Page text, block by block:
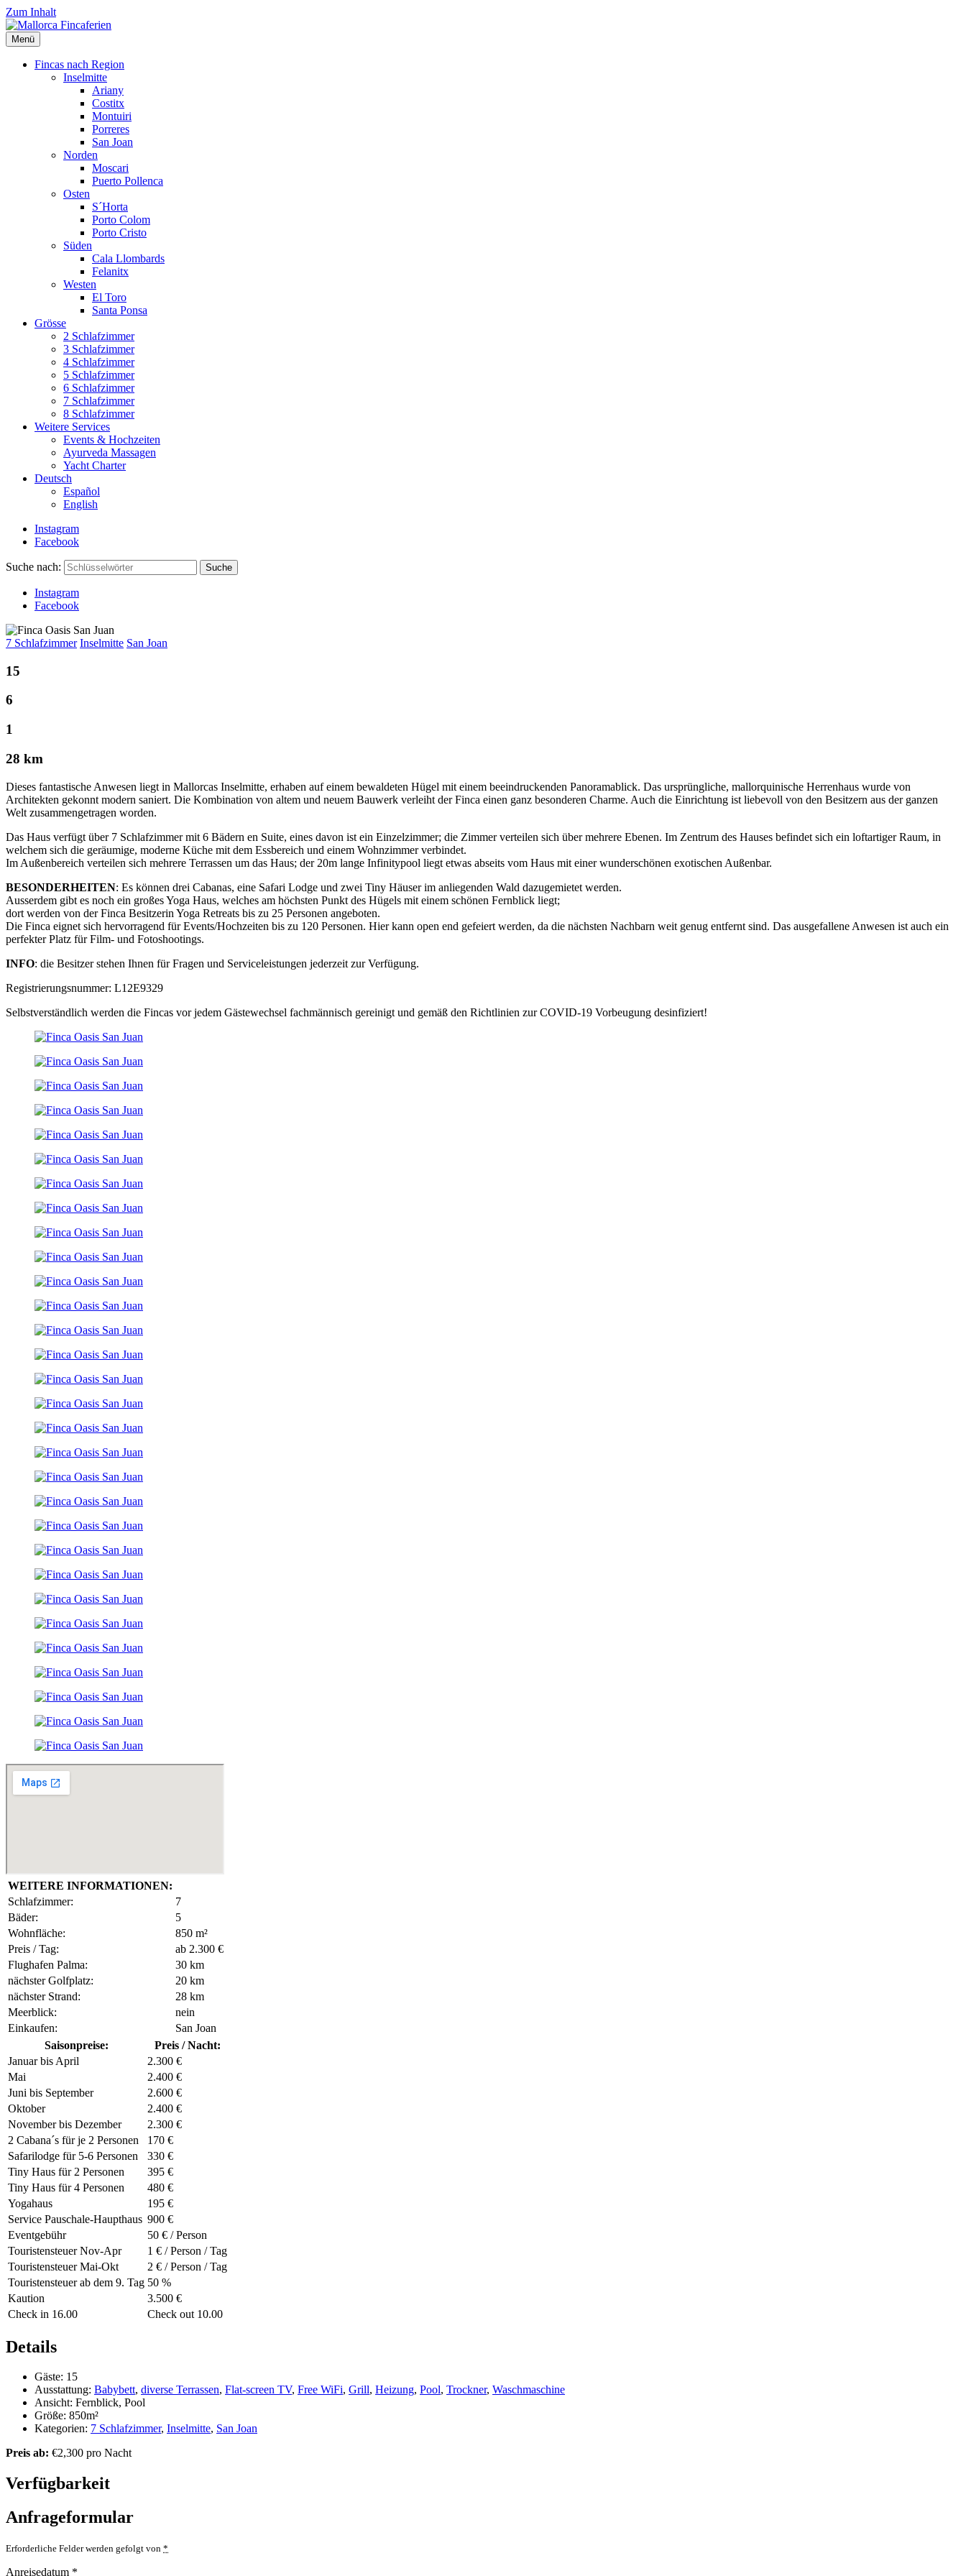
Zum Inhalt
Mallorca
Fincaferien
Fincavermietung
auf Mallorca
Menü
Fincas nach Region
Inselmitte
Ariany
Costitx
Montuiri
Porreres
San Joan
Norden
Moscari
Puerto Pollenca
Osten
S´Horta
Porto Colom
Porto Cristo
Süden
Cala Llombards
Felanitx
Westen
El Toro
Santa Ponsa
Grösse
2 Schlafzimmer
3 Schlafzimmer
4 Schlafzimmer
5 Schlafzimmer
6 Schlafzimmer
7 Schlafzimmer
8 Schlafzimmer
Weitere Services
Events & Hochzeiten
Ayurveda Massagen
Yacht Charter
Deutsch
Español
English
Instagram
Facebook
Suche nach: Suche
Instagram
Facebook
7 Schlafzimmer Inselmitte San Joan
15
6
1
28 km
Dieses fantastische Anwesen liegt in Mallorcas Inselmitte, erhaben auf einem bewaldeten Hügel mit einem beeindruckenden Panoramablick. Das ursprüngliche, mallorquinische Herrenhaus wurde von
Architekten gekonnt modern saniert. Die Kombination von altem und neuem Bauwerk verleiht der Finca einen ganz besonderen Charme. Auch die Einrichtung ist liebevoll von den Besitzern aus der ganzen
Welt zusammengetragen worden.
Das Haus verfügt über 7 Schlafzimmer mit 6 Bädern en Suite, eines davon ist ein Einzelzimmer; die Zimmer verteilen sich über mehrere Ebenen. Im Zentrum des Hauses befindet sich ein loftartiger Raum, in
welchem sich die geräumige, moderne Küche mit dem Essbereich und einem Wohnzimmer verbindet.
Im Außenbereich verteilen sich mehrere Terrassen um das Haus; der 20m lange Infinitypool liegt etwas abseits vom Haus mit einer wunderschönen exotischen Außenbar.
BESONDERHEITEN: Es können drei Cabanas, eine Safari Lodge und zwei Tiny Häuser im anliegenden Wald dazugemietet werden.
Ausserdem gibt es noch ein großes Yoga Haus, welches am höchsten Punkt des Hügels mit einem schönen Fernblick liegt;
dort werden von der Finca Besitzerin Yoga Retreats bis zu 25 Personen angeboten.
Die Finca eignet sich hervorragend für Events/Hochzeiten bis zu 120 Personen. Hier kann open end gefeiert werden, da die nächsten Nachbarn weit genug entfernt sind. Das ausgefallene Anwesen ist auch ein
perfekter Platz für Film- und Fotoshootings.
INFO: die Besitzer stehen Ihnen für Fragen und Serviceleistungen jederzeit zur Verfügung.
Registrierungsnummer: L12E9329
Selbstverständlich werden die Fincas vor jedem Gästewechsel fachmännisch gereinigt und gemäß den Richtlinien zur COVID-19 Vorbeugung desinfiziert!
WEITERE INFORMATIONEN:
Schlafzimmer:
7
Bäder:
5
Wohnfläche:
850 m²
Preis / Tag:
ab 2.300 €
Flughafen Palma:
30 km
nächster Golfplatz:
20 km
nächster Strand:
28 km
Meerblick:
nein
Einkaufen:
San Joan
Saisonpreise:
Preis / Nacht:
Januar bis April
2.300 €
Mai
2.400 €
Juni bis September
2.600 €
Oktober
2.400 €
November bis Dezember
2.300 €
2 Cabana´s für je 2 Personen
170 €
Safarilodge für 5-6 Personen
330 €
Tiny Haus für 2 Personen
395 €
Tiny Haus für 4 Personen
480 €
Yogahaus
195 €
Service Pauschale-Haupthaus 900 €
Eventgebühr
50 € / Person
Touristensteuer Nov-Apr
1 € / Person / Tag
Touristensteuer Mai-Okt
2 € / Person / Tag
Touristensteuer ab dem 9. Tag 50 %
Kaution
3.500 €
Check in 16.00
Check out 10.00
Details
Gäste: 15
Ausstattung: Babybett, diverse Terrassen, Flat-screen TV, Free WiFi, Grill, Heizung, Pool, Trockner, Waschmaschine
Ansicht: Fernblick, Pool
Größe: 850m²
Kategorien: 7 Schlafzimmer, Inselmitte, San Joan
Preis ab: €2,300 pro Nacht
Verfügbarkeit
Anfrageformular
Erforderliche Felder werden gefolgt von *
Anreisedatum *